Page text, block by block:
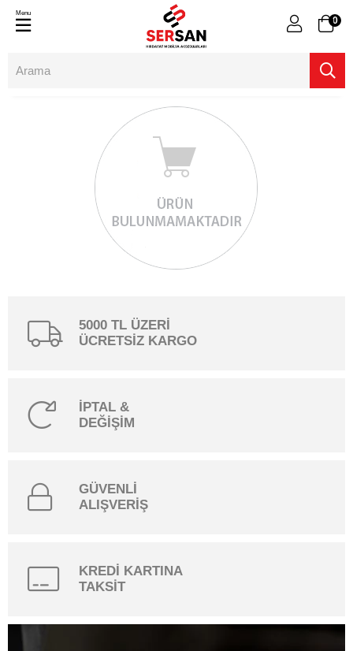
0
Menu
5000 TL ÜZERİ
ÜCRETSİZ KARGO
İPTAL &
DEĞİŞİM
GÜVENLİ
ALIŞVERİŞ
KREDİ KARTINA
TAKSİT